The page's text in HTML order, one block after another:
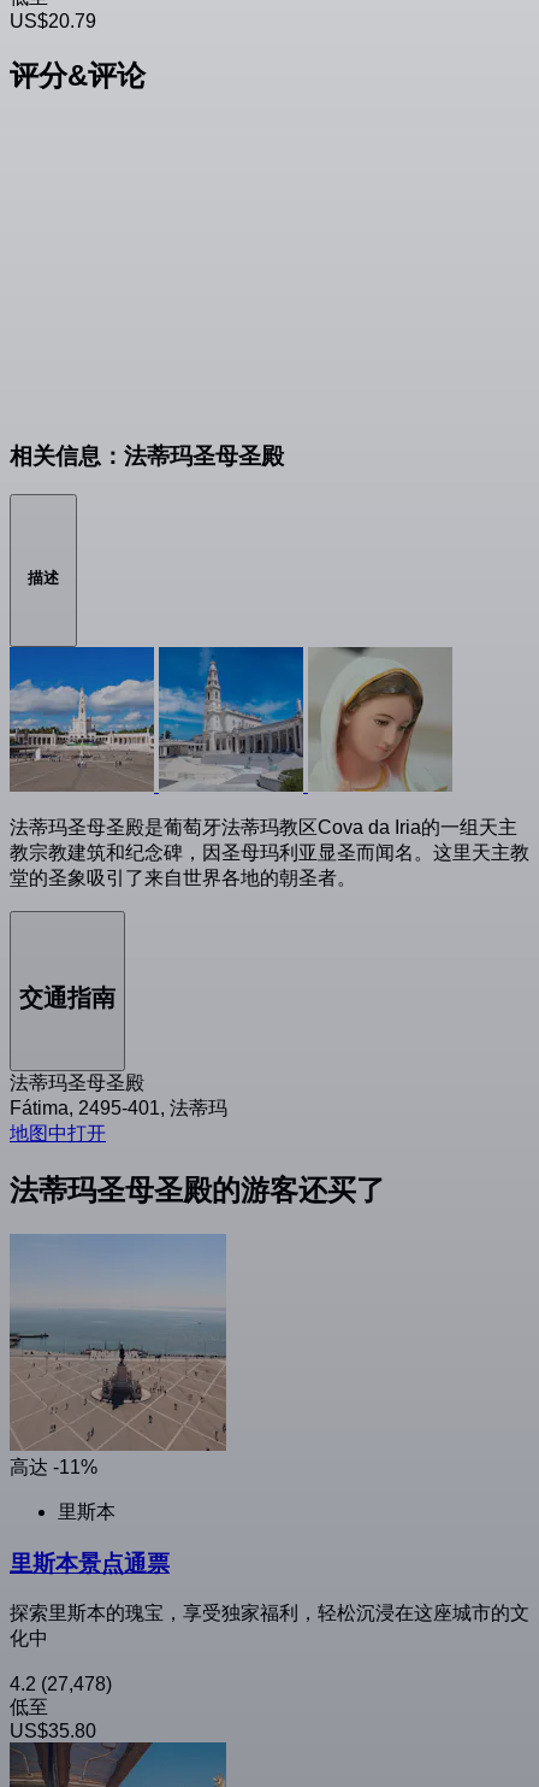
US$20.79
评分&评论
相关信息：法蒂玛圣母圣殿
描述
法蒂玛圣母圣殿是葡萄牙法蒂玛教区Cova da Iria的一组天主
教宗教建筑和纪念碑，因圣母玛利亚显圣而闻名。这里天主教
堂的圣象吸引了来自世界各地的朝圣者。
交通指南
法蒂玛圣母圣殿
Fátima, 2495-401, 法蒂玛
地图中打开
法蒂玛圣母圣殿的游客还买了
高达 -11%
里斯本
里斯本景点通票
探索里斯本的瑰宝，享受独家福利，轻松沉浸在这座城市的文
化中
4.2 (27,478)
低至
US$35.80